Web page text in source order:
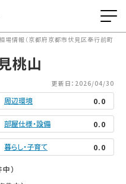
場情報（京都府京都市伏見区奉行前町
桃山
更新日：2026/04/30
周辺環境 0.0
部屋仕様・設備 0.0
暮らし・子育て 0.0
）